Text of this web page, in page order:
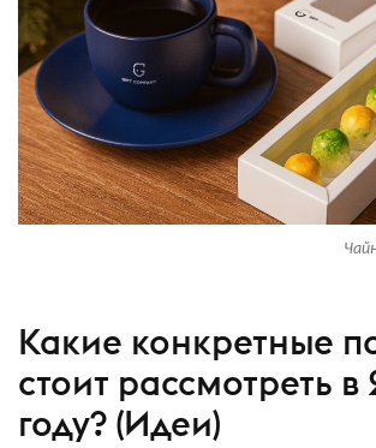
Какие конкретные
стоит рассмотреть
году? (Идеи)